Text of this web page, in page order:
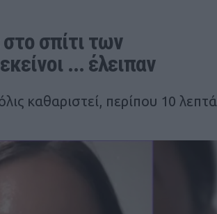
σπίτι των
... έλειπαν
καθαριστεί, περίπου 10 λεπτά